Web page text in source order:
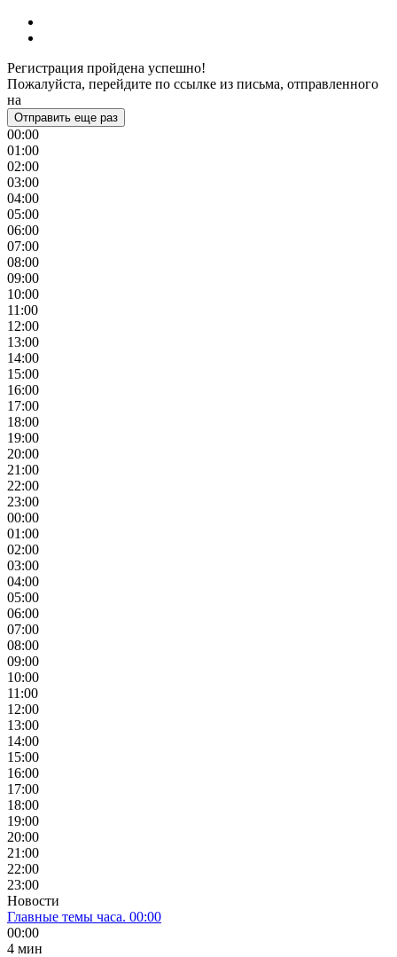
Регистрация пройдена успешно!
Пожалуйста, перейдите по ссылке из письма, отправленного
на
Отправить еще раз
00:00
01:00
02:00
03:00
04:00
05:00
06:00
07:00
08:00
09:00
10:00
11:00
12:00
13:00
14:00
15:00
16:00
17:00
18:00
19:00
20:00
21:00
22:00
23:00
00:00
01:00
02:00
03:00
04:00
05:00
06:00
07:00
08:00
09:00
10:00
11:00
12:00
13:00
14:00
15:00
16:00
17:00
18:00
19:00
20:00
21:00
22:00
23:00
Новости
Главные темы часа. 00:00
00:00
4 мин